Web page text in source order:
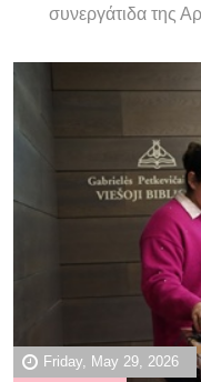
συνεργάτιδα της
Friday, May 29, 2026